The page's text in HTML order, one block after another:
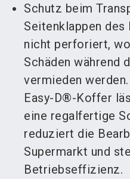
Schutz beim
Seitenklappen
nicht perforiert,
Schäden während
vermieden
Easy-D®-Koffer
eine regalfertige
reduziert die
Supermarkt und
Betriebseffizienz.